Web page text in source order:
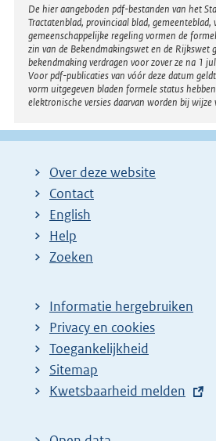
Disclaimer
De hier aangeboden pdf-bestanden van het
Tractatenblad, provinciaal blad, gemeenteblad,
gemeenschappelijke regeling vormen de
zin van de Bekendmakingswet en de Rijkswet
bekendmaking verdragen voor zover ze na 1
Voor pdf-publicaties van vóór deze datum
vorm uitgegeven bladen formele status
elektronische versies daarvan worden bij wijze
Over deze website
Contact
English
Help
Zoeken
Informatie hergebruiken
Privacy en cookies
Toegankelijkheid
Sitemap
E
t
Kwetsbaarheid melden